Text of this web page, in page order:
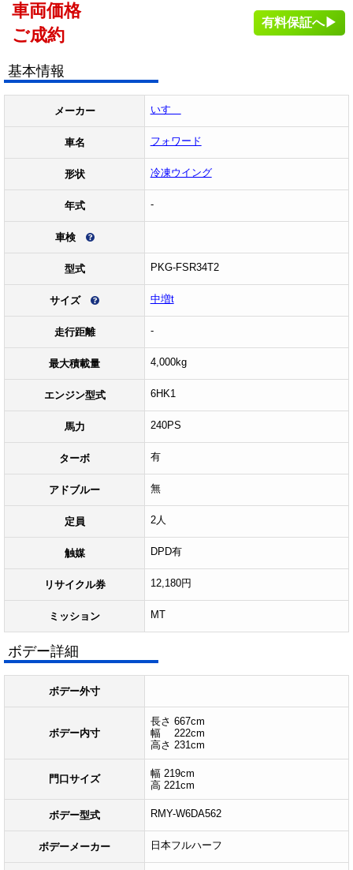
車両価格
ご成約
有料保証へ▶
基本情報
メーカー いすゞ
車名 フォワード
形状 冷凍ウイング
年式 -
車検
型式 PKG-FSR34T2
サイズ 中増t
走行距離 -
最大積載量 4,000kg
エンジン型式 6HK1
馬力 240PS
ターボ 有
アドブルー 無
定員 2人
触媒 DPD有
リサイクル券 12,180円
ミッション MT
ボデー詳細
ボデー外寸
ボデー内寸
長さ 667cm
幅 222cm
高さ 231cm
門口サイズ
幅 219cm
高 221cm
ボデー型式 RMY-W6DA562
ボデーメーカー 日本フルハーフ